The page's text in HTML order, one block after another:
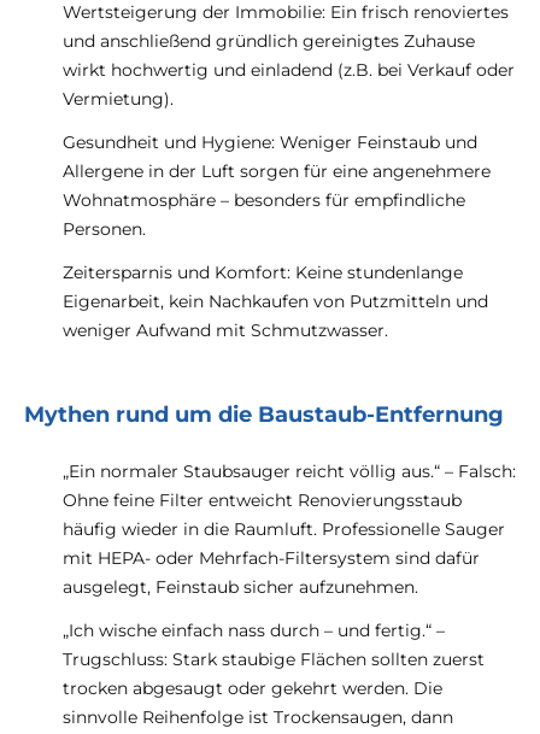
Wertsteigerung der Immobilie: Ein frisch renoviertes
und anschließend gründlich gereinigtes Zuhause
wirkt hochwertig und einladend (z.B. bei Verkauf oder
Vermietung).
Gesundheit und Hygiene: Weniger Feinstaub und
Allergene in der Luft sorgen für eine angenehmere
Wohnatmosphäre – besonders für empfindliche
Personen.
Zeitersparnis und Komfort: Keine stundenlange
Eigenarbeit, kein Nachkaufen von Putzmitteln und
weniger Aufwand mit Schmutzwasser.
Mythen rund um die Baustaub-Entfernung
„Ein normaler Staubsauger reicht völlig aus.“ – Falsch:
Ohne feine Filter entweicht Renovierungsstaub
häufig wieder in die Raumluft. Professionelle Sauger
mit HEPA- oder Mehrfach-Filtersystem sind dafür
ausgelegt, Feinstaub sicher aufzunehmen.
„Ich wische einfach nass durch – und fertig.“ –
Trugschluss: Stark staubige Flächen sollten zuerst
trocken abgesaugt oder gekehrt werden. Die
sinnvolle Reihenfolge ist Trockensaugen, dann